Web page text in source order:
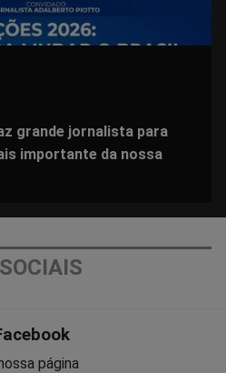
grande jornalista para
importante da nossa
página